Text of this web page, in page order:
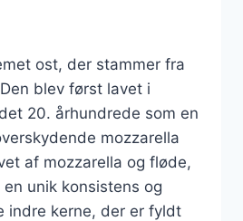
ost, der stammer fra
blev først lavet i
20. århundrede som en
mozzarella
af mozzarella og fløde,
unik konsistens og
indre kerne, der er fyldt